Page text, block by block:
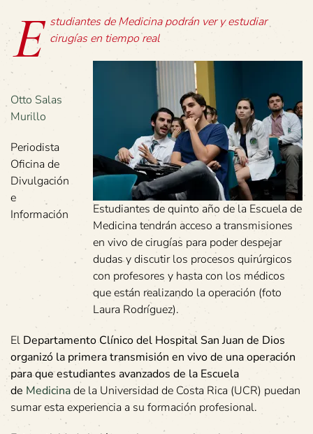
E studiantes de Medicina podrán ver y estudiar
cirugías en tiempo real
Estudiantes de quinto año de la Escuela de
Medicina tendrán acceso a transmisiones
en vivo de cirugías para poder despejar
dudas y discutir los procesos quirúrgicos
con profesores y hasta con los médicos
que están realizando la operación (foto
Laura Rodríguez).
Otto Salas
Murillo
Periodista
Oficina de
Divulgación
e
Información
El Departamento Clínico del Hospital San Juan de Dios
organizó la primera transmisión en vivo de una operación
para que estudiantes avanzados de la Escuela
de Medicinade la Universidad de Costa Rica (UCR) puedan
sumar esta experiencia a su formación profesional.